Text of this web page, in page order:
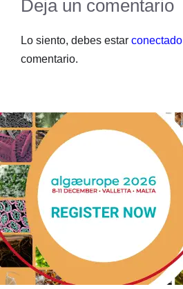
Deja un comentario
Lo siento, debes estar conectado
comentario.